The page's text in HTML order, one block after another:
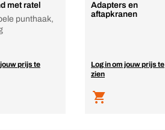
met ratel
punthaak,
prijs te
Adapters en
aftapkranen
Log in om jouw prijs te
zien